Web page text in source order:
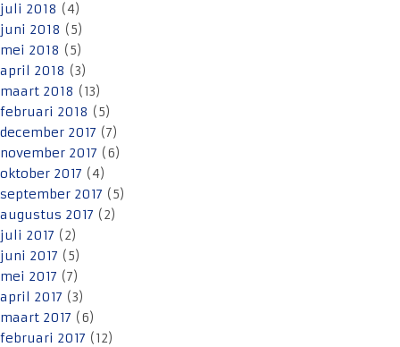
juli 2018 (4)
juni 2018 (5)
mei 2018 (5)
april 2018 (3)
maart 2018 (13)
februari 2018 (5)
december 2017 (7)
november 2017 (6)
oktober 2017 (4)
september 2017 (5)
augustus 2017 (2)
juli 2017 (2)
juni 2017 (5)
mei 2017 (7)
april 2017 (3)
maart 2017 (6)
februari 2017 (12)